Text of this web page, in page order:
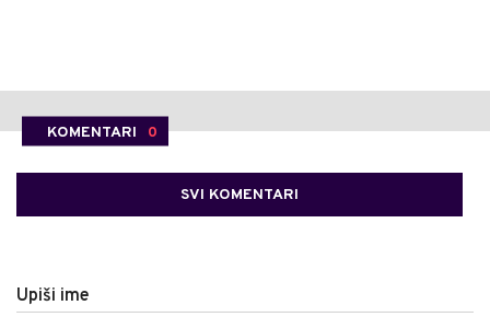
KOMENTARI 0
SVI KOMENTARI
Upiši ime